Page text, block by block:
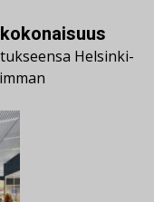
Helsinki-